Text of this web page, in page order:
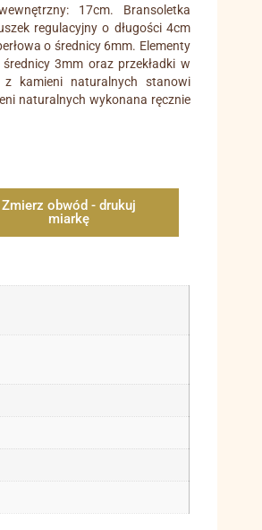
17cm. Bransoletka
regulacyjny o długości 4cm
o średnicy 6mm. Elementy
3mm oraz przekładki w
z kamieni naturalnych stanowi
naturalnych wykonana ręcznie
Zmierz obwód - drukuj
miarkę